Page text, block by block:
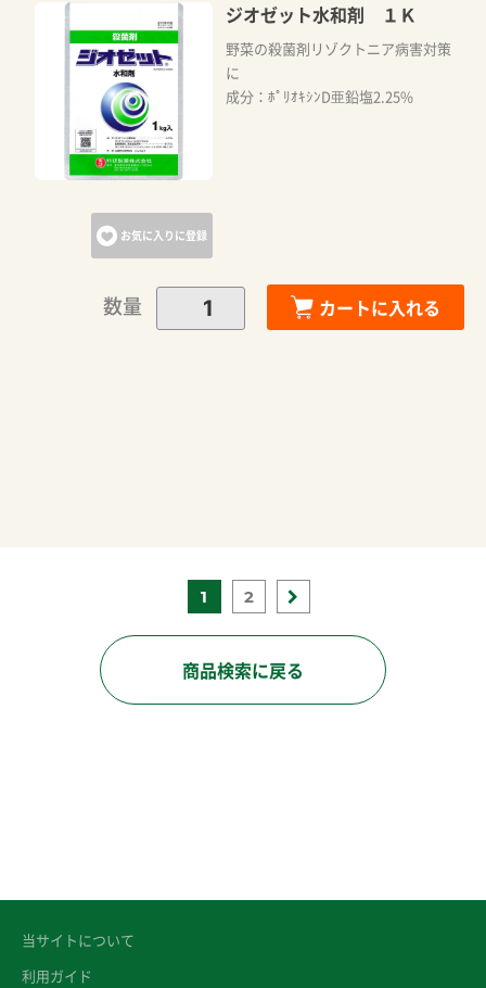
お気に入りに登録
ジオゼット水和剤 １Ｋ
野菜の殺菌剤リゾクトニア病害対策
に
成分：ﾎﾟﾘｵｷｼﾝD亜鉛塩2.25%
数量 カートに入れる
1 2
商品検索に戻る
当サイトについて
利用ガイド